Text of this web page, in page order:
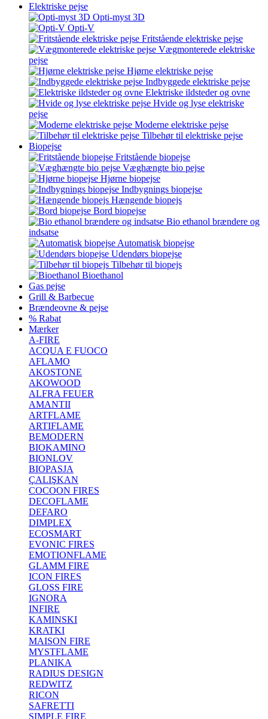
Elektriske pejse
Opti-myst 3D
Opti-V
Fritstående elektriske pejse
Vægmonterede elektriske
pejse
Hjørne elektriske pejse
Indbyggede elektriske pejse
Elektriske ildsteder og ovne
Hvide og lyse elektriske
pejse
Moderne elektriske pejse
Tilbehør til elektriske pejse
Biopejse
Fritstående biopejse
Væghængte bio pejse
Hjørne biopejse
Indbygnings biopejse
Hængende biopejs
Bord biopejse
Bio ethanol brændere og
indsatse
Automatisk biopejse
Udendørs biopejse
Tilbehør til biopejs
Bioethanol
Gas pejse
Grill & Barbecue
Brændeovne & pejse
% Rabat
Mærker
A-FIRE
ACQUA E FUOCO
AFLAMO
AKOSTONE
AKOWOOD
ALFRA FEUER
AMANTII
ARTFLAME
ARTIFLAME
BEMODERN
BIOKAMINO
BIONLOV
BIOPASJA
ÇALIŞKAN
COCOON FIRES
DECOFLAME
DEFARO
DIMPLEX
ECOSMART
EVONIC FIRES
EMOTIONFLAME
GLAMM FIRE
ICON FIRES
GLOSS FIRE
IGNORA
INFIRE
KAMINSKI
KRATKI
MAISON FIRE
MYSTFLAME
PLANIKA
RADIUS DESIGN
REDWITZ
RICON
SAFRETTI
SIMPLE FIRE